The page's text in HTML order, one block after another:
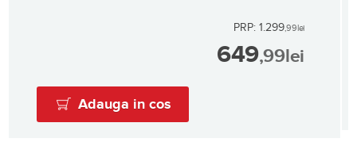
PRP: 1.299,99 lei
649,99lei
Adauga in cos